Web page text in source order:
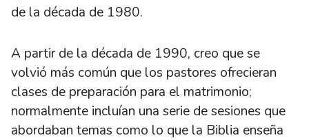
de la década de 1980.
A partir de la década de 1990, creo que se
volvió más común que los pastores ofrecieran
clases de preparación para el matrimonio;
normalmente incluían una serie de sesiones que
abordaban temas como lo que la Biblia enseña